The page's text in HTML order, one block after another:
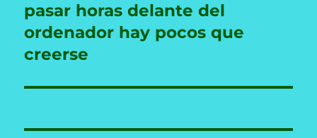
siguiente:
pasar horas delante del
ordenador hay pocos que
creerse